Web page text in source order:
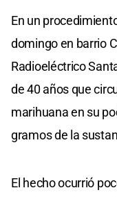
En un
domingo en barrio
Radioeléctrico
de 40 años que
marihuana en su
gramos de la
El hecho ocurrió